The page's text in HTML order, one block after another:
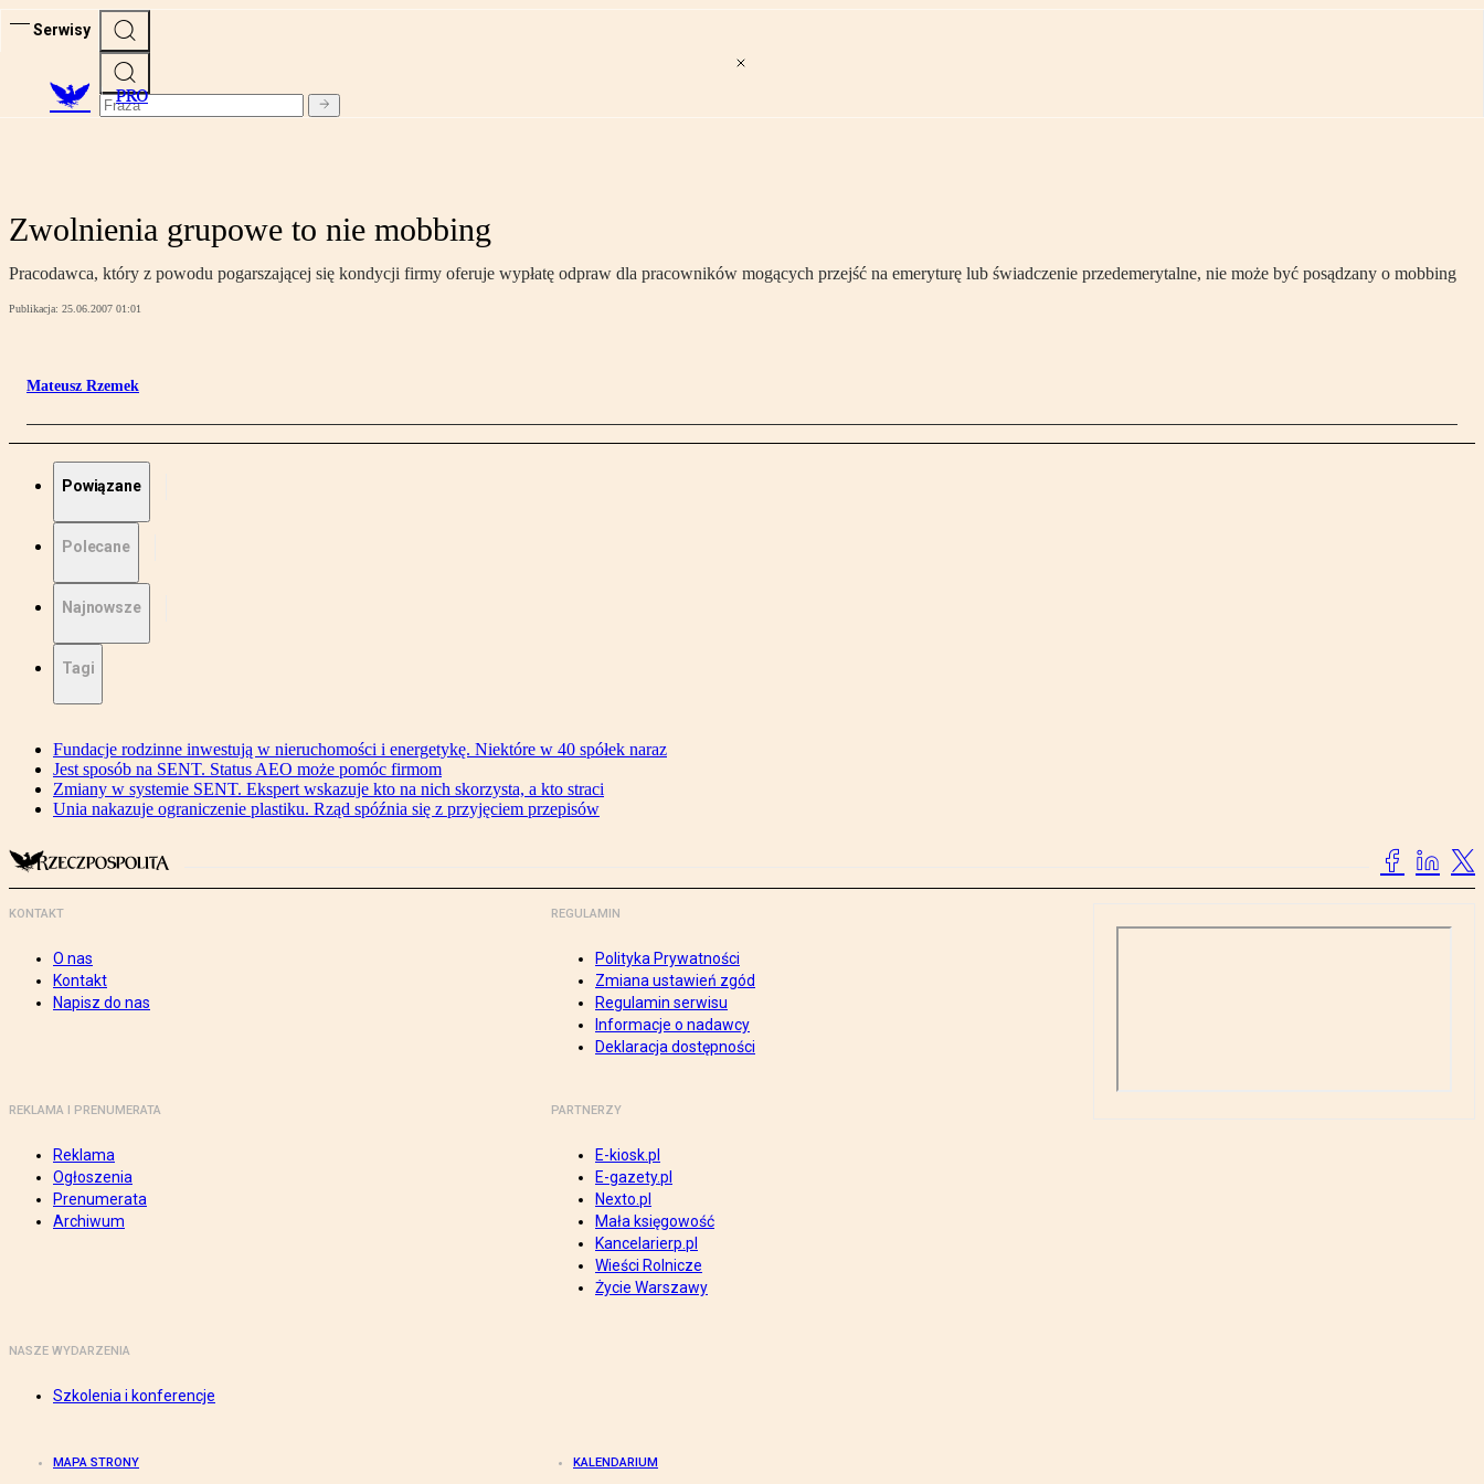
Serwisy
PRO
Zwolnienia grupowe to nie mobbing
Pracodawca, który z powodu pogarszającej się kondycji firmy oferuje wypłatę odpraw dla pracowników mogących przejść na emeryturę lub świadczenie przedemerytalne, nie może być posądzany o mobbing
Publikacja: 25.06.2007 01:01
Mateusz Rzemek
Powiązane
Polecane
Najnowsze
Tagi
Fundacje rodzinne inwestują w nieruchomości i energetykę. Niektóre w 40 spółek naraz
Jest sposób na SENT. Status AEO może pomóc firmom
Zmiany w systemie SENT. Ekspert wskazuje kto na nich skorzysta, a kto straci
Unia nakazuje ograniczenie plastiku. Rząd spóźnia się z przyjęciem przepisów
KONTAKT
O nas
Kontakt
Napisz do nas
REGULAMIN
Polityka Prywatności
Zmiana ustawień zgód
Regulamin serwisu
Informacje o nadawcy
Deklaracja dostępności
REKLAMA I PRENUMERATA
Reklama
Ogłoszenia
Prenumerata
Archiwum
PARTNERZY
E-kiosk.pl
E-gazety.pl
Nexto.pl
Mała księgowość
Kancelarierp.pl
Wieści Rolnicze
Życie Warszawy
NASZE WYDARZENIA
Szkolenia i konferencje
MAPA STRONY KALENDARIUM